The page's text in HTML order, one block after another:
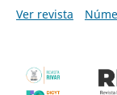
Ver revista